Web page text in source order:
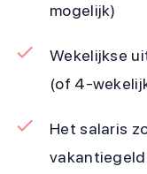
mogelijk)
Wekelijkse
(of 4-
Het salaris